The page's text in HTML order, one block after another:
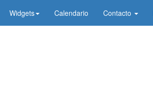
Widgets Calendario Contacto